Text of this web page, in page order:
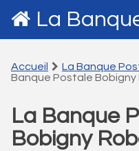
La
Accueil La Banque
Banque Postale Bobigny
La Banque
Bobigny